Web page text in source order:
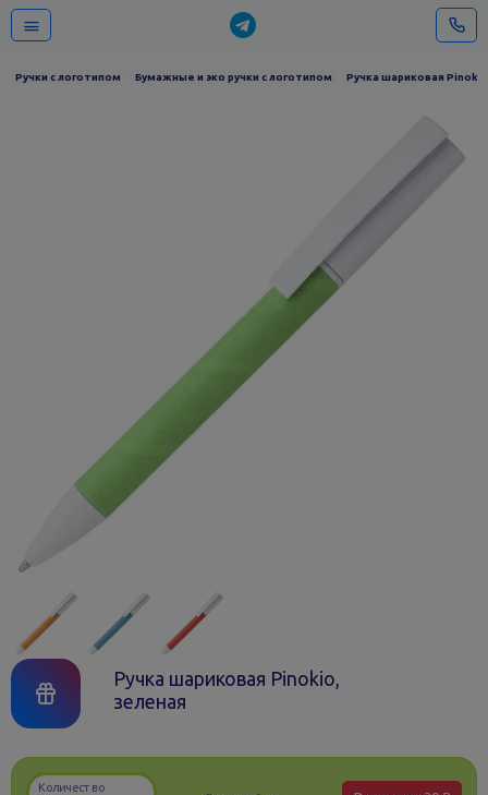
Ручки с логотипом Бумажные и эко ручки с логотипом Ручка шариковая
Ручка шариковая Pinokio,
зеленая
Количество